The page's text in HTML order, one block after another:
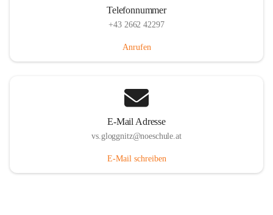
Telefonnummer
+43 2662 42297
Anrufen
E-Mail Adresse
vs.gloggnitz@noeschule.at
E-Mail schreiben